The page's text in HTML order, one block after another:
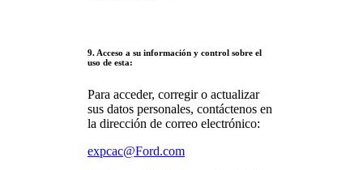
9. Acceso a su información y control sobre el
uso de esta:
Para acceder, corregir o actualizar
sus datos personales, contáctenos en
la dirección de correo electrónico:
expcac@Ford.com